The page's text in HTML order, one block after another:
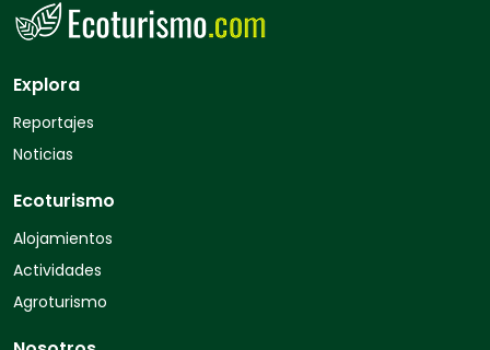
Explora
Reportajes
Noticias
Ecoturismo
Alojamientos
Actividades
Agroturismo